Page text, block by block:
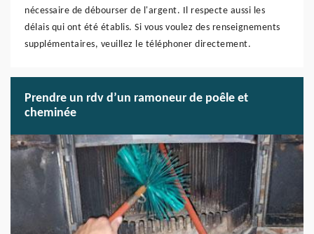
nécessaire de débourser de l'argent. Il respecte aussi les
délais qui ont été établis. Si vous voulez des renseignements
supplémentaires, veuillez le téléphoner directement.
Prendre un rdv d’un ramoneur de poêle et
cheminée